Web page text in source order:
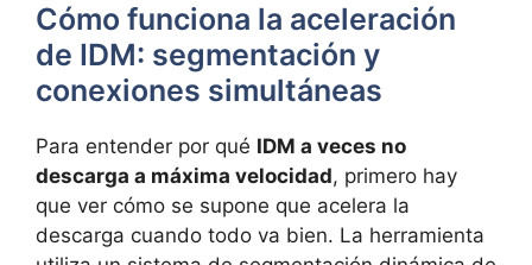
Cómo funciona la aceleración
de IDM: segmentación y
conexiones simultáneas
Para entender por qué IDM a veces no
descarga a máxima velocidad, primero hay
que ver cómo se supone que acelera la
descarga cuando todo va bien. La herramienta